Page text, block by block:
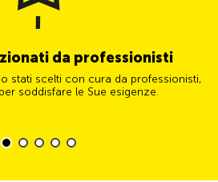
da professionisti
stati scelti con cura da professionisti,
soddisfare le Sue esigenze.